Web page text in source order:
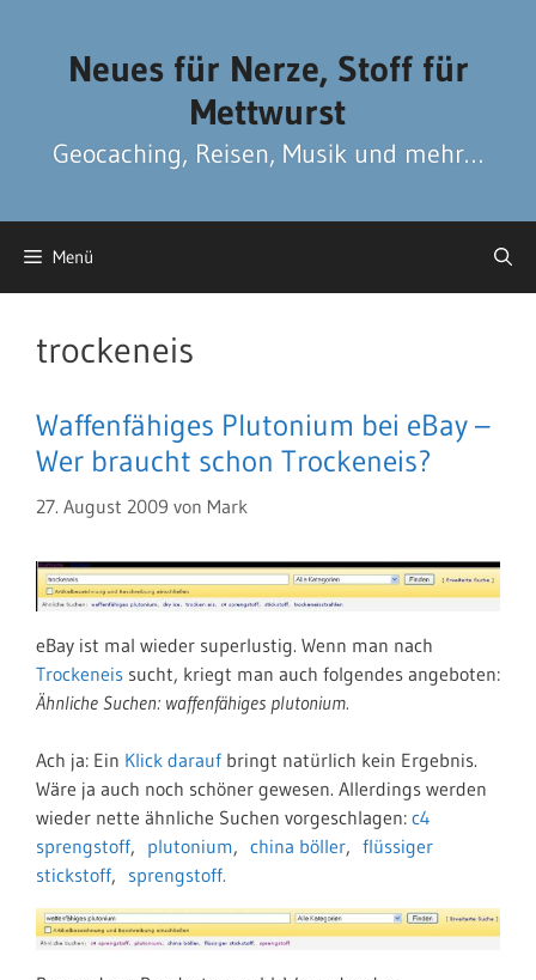
Neues für Nerze, Stoff für
Mettwurst
Geocaching, Reisen, Musik und mehr…
Menü
trockeneis
Waffenfähiges Plutonium bei eBay –
Wer braucht schon Trockeneis?
27. August 2009 von Mark
eBay ist mal wieder superlustig. Wenn man nach
Trockeneis sucht, kriegt man auch folgendes angeboten:
Ähnliche Suchen: waffenfähiges plutonium.
Ach ja: Ein Klick darauf bringt natürlich kein Ergebnis.
Wäre ja auch noch schöner gewesen. Allerdings werden
wieder nette ähnliche Suchen vorgeschlagen: c4
sprengstoff, plutonium, china böller, flüssiger
stickstoff, sprengstoff.